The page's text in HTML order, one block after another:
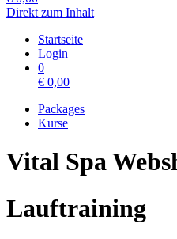
Direkt zum Inhalt
Startseite
Login
0
€ 0,00
Packages
Kurse
Vital Spa
Lauftraining